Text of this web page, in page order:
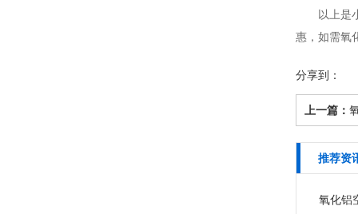
以上是小
惠，如需氧
分享到：
上一篇：
推荐资
氧化铝